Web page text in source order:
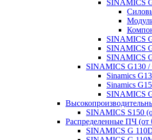
SINAMICS
SINAMICS
SINAMICS
SINAMICS
SINAMICS G130 /
Sinamics
Sinamics
SINAMICS
SINAMICS S150
Распределенные ПЧ (от
SINAMICS G